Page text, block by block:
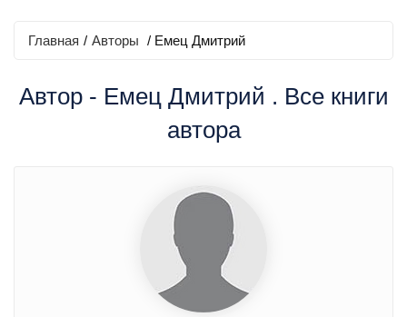
Главная / Авторы / Емец Дмитрий
Автор - Емец Дмитрий . Все книги
автора